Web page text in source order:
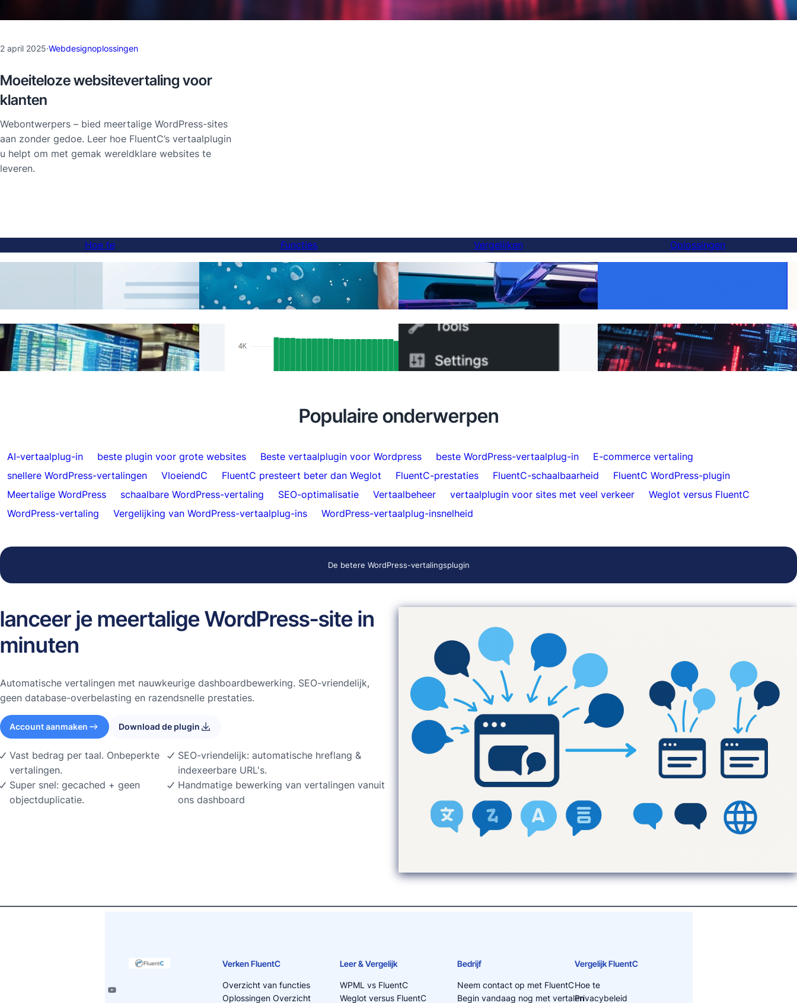
2 april 2025·Webdesignoplossingen
Moeiteloze websitevertaling voor
klanten
Webontwerpers – bied meertalige WordPress-sites
aan zonder gedoe. Leer hoe FluentC’s vertaalplugin
u helpt om met gemak wereldklare websites te
leveren.
Hoe te
Hoe voeg je een taalkeuzer toe aan
Overslaan van vertalingen voor specifieke
inhoud met FluentC
Functies
AI-vertalingen
Echte SEO-resultaten: Hoe FluentC’s
Vergelijken
Eindelijk, een betere Weglot-alternatief —
en je kunt binnen 5 minuten overstappen
naar FluentC
Oplossingen
Moeiteloze websitevertaling voor klanten
Populaire onderwerpen
AI-vertaalplug-in beste plugin voor grote websites Beste vertaalplugin voor Wordpress beste WordPress-vertaalplug-in
E-commerce vertaling
snellere WordPress-vertalingen
VloeiendC FluentC presteert beter dan Weglot FluentC-prestaties FluentC-schaalbaarheid
FluentC WordPress-plugin
Meertalige WordPress
schaalbare WordPress-vertaling SEO-optimalisatie Vertaalbeheer vertaalplugin voor sites met veel verkeer
Weglot versus FluentC
WordPress-vertaling
Vergelijking van WordPress-vertaalplug-ins WordPress-vertaalplug-insnelheid
De betere WordPress-vertalingsplugin
lanceer je meertalige WordPress-site in
minuten
Automatische vertalingen met nauwkeurige dashboardbewerking. SEO-vriendelijk,
geen database-overbelasting en razendsnelle prestaties.
Account aanmaken Download de plugin
Vast bedrag per taal. Onbeperkte
vertalingen.
Super snel: gecached + geen
objectduplicatie.
SEO-vriendelijk: automatische hreflang &
indexeerbare URL's.
Handmatige bewerking van vertalingen vanuit
ons dashboard
Verken FluentC
Overzicht van functies
Oplossingen Overzicht
Leer & Vergelijk
WPML vs FluentC
Weglot versus FluentC
Bedrijf
Neem contact op met FluentC
Begin vandaag nog met vertalen
Vergelijk FluentC
Hoe te
Privacybeleid